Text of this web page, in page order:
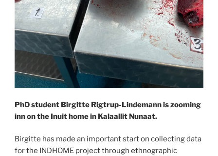
PhD student Birgitte Rigtrup-Lindemann is zooming
inn on the Inuit home in Kalaallit Nunaat.
Birgitte has made an important start on collecting data
for the INDHOME project through ethnographic